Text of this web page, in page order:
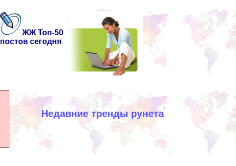
ЖЖ Топ-50
постов сегодня
Недавние тренды рунета